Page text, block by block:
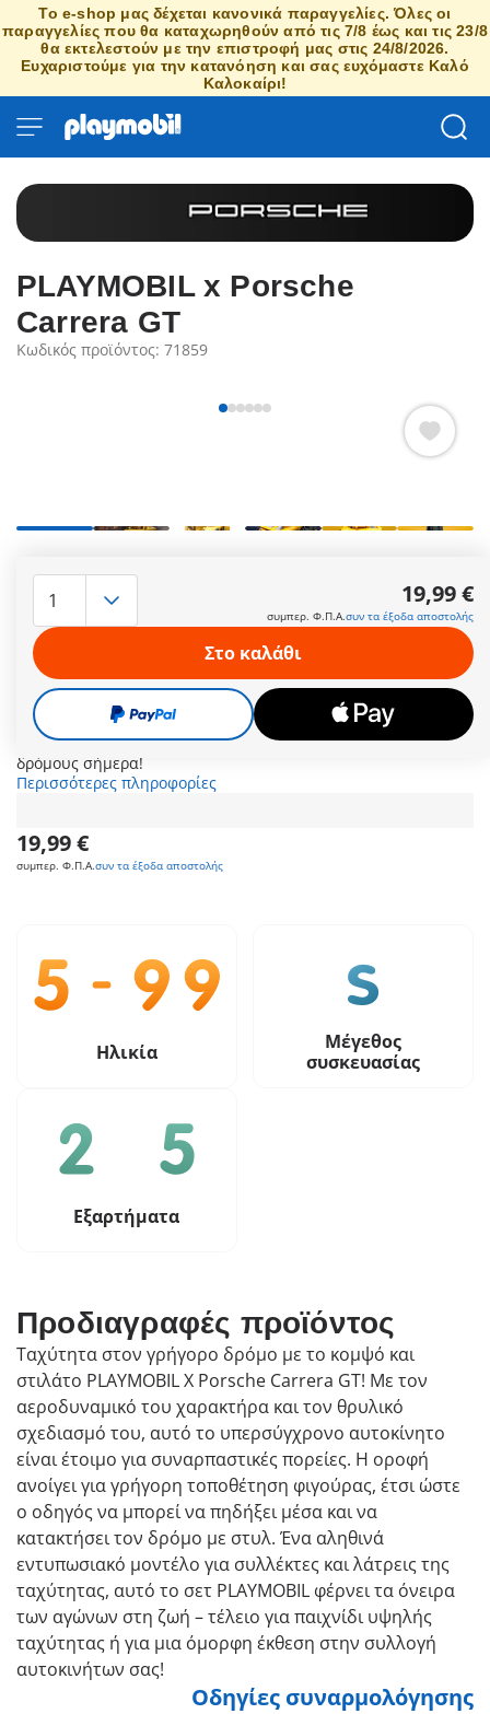
Το e-shop μας δέχεται κανονικά παραγγελίες. Όλες οι
παραγγελίες που θα καταχωρηθούν από τις 7/8 έως και τις 23/8
θα εκτελεστούν με την επιστροφή μας στις 24/8/2026.
Ευχαριστούμε για την κατανόηση και σας ευχόμαστε Καλό
Καλοκαίρι!
PLAYMOBIL x Porsche
Carrera GT
Κωδικός προϊόντος: 71859
ώρα να αποκτήσετε τις πιο χαριτωμένες και συναρπαστικές
καινοτομίες αυτοκινήτων της Playmobil! Η σειρά Playmobil
Playmobil Collector Cars περιλαμβάνει τη Ferrari 250 GTO, το
Porsche Carrera GT, το Volkswagen T1 Camping Bus και το
Ford F-150 Raptor! Κάθε αυτοκίνητο ξεχωρίζει για τα
διασκεδαστικά, εντυπωσιακά σχέδια με απίστευτη προσοχή
στη λεπτομέρεια, συνοδευόμενο από μια στυλάτη Playmobil
φιγούρα οδηγό πίσω από το τιμόνι. Ξεκινήστε τη συλλογή
σας με τα πιο funky οχήματα που μπορείτε να βρείτε στους
δρόμους σήμερα!
Περισσότερες πληροφορίες
19,99 €
συμπερ. Φ.Π.Α.συν τα έξοδα αποστολής
19,99 €
συμπερ. Φ.Π.Α.συν τα έξοδα αποστολής
Στο καλάθι
Ηλικία
Μέγεθος
συσκευασίας
Εξαρτήματα
Προδιαγραφές προϊόντος
Ταχύτητα στον γρήγορο δρόμο με το κομψό και
στιλάτο PLAYMOBIL X Porsche Carrera GT! Με τον
αεροδυναμικό του χαρακτήρα και τον θρυλικό
σχεδιασμό του, αυτό το υπερσύγχρονο αυτοκίνητο
είναι έτοιμο για συναρπαστικές πορείες. Η οροφή
ανοίγει για γρήγορη τοποθέτηση φιγούρας, έτσι ώστε
ο οδηγός να μπορεί να πηδήξει μέσα και να
κατακτήσει τον δρόμο με στυλ. Ένα αληθινά
εντυπωσιακό μοντέλο για συλλέκτες και λάτρεις της
ταχύτητας, αυτό το σετ PLAYMOBIL φέρνει τα όνειρα
των αγώνων στη ζωή – τέλειο για παιχνίδι υψηλής
ταχύτητας ή για μια όμορφη έκθεση στην συλλογή
αυτοκινήτων σας!
Οδηγίες συναρμολόγησης